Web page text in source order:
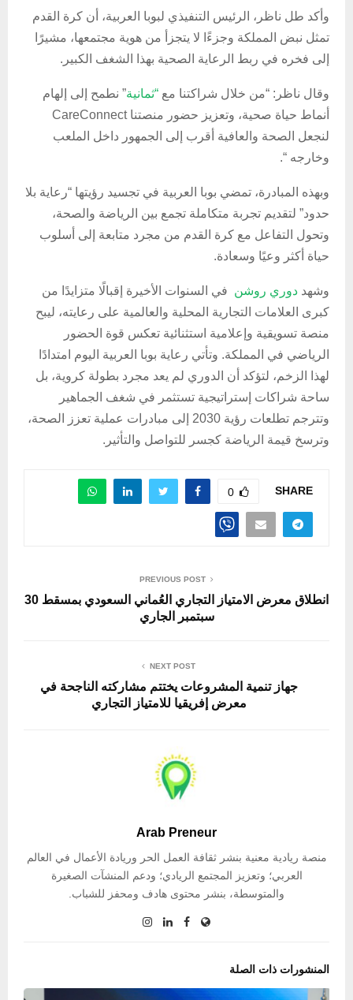
وأكد طل ناظر، الرئيس التنفيذي لبوبا العربية، أن كرة القدم
تمثل نبض المملكة وجزءًا لا يتجزأ من هوية مجتمعها، مشيرًا
إلى فخره في ربط الرعاية الصحية بهذا الشغف الكبير.
وقال ناظر: “من خلال شراكتنا مع “ثمانية” نطمح إلى إلهام
أنماط حياة صحية، وتعزيز حضور منصتنا CareConnect
لنجعل الصحة والعافية أقرب إلى الجمهور داخل الملعب
وخارجه “.
وبهذه المبادرة، تمضي بوبا العربية في تجسيد رؤيتها “رعاية بلا
حدود” لتقديم تجربة متكاملة تجمع بين الرياضة والصحة،
وتحول التفاعل مع كرة القدم من مجرد متابعة إلى أسلوب
حياة أكثر وعيًا وسعادة.
وشهد دوري روشن في السنوات الأخيرة إقبالًا متزايدًا من
كبرى العلامات التجارية المحلية والعالمية على رعايته، ليبح
منصة تسويقية وإعلامية استثنائية تعكس قوة الحضور
الرياضي في المملكة. وتأتي رعاية بوبا العربية اليوم امتدادًا
لهذا الزخم، لتؤكد أن الدوري لم يعد مجرد بطولة كروية، بل
ساحة شراكات إستراتيجية تستثمر في شغف الجماهير
وتترجم تطلعات رؤية 2030 إلى مبادرات عملية تعزز الصحة،
وترسخ قيمة الرياضة كجسر للتواصل والتأثير.
SHARE
0
PREVIOUS POST
انطلاق معرض الامتياز التجاري العُماني السعودي بمسقط 30
سبتمبر الجاري
NEXT POST
جهاز تنمية المشروعات يختتم مشاركته الناجحة في
معرض إفريقيا للامتياز التجاري
Arab Preneur
منصة ريادية معنية بنشر ثقافة العمل الحر وريادة الأعمال في العالم
العربي؛ وتعزيز المجتمع الريادي؛ ودعم المنشآت الصغيرة
والمتوسطة، بنشر محتوى هادف ومحفز للشباب.
المنشورات ذات الصلة